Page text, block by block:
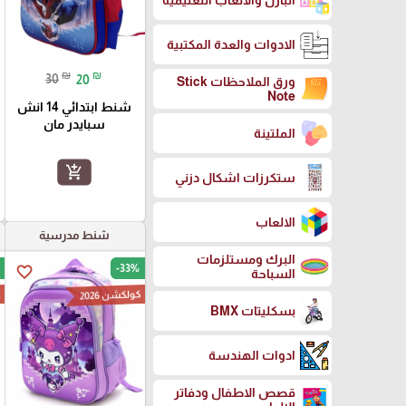
الادوات والعدة المكتبية
ورق الملاحظات Stick
Note
الملتينة
ستكرزات اشكال دزني
الالعاب
البرك ومستلزمات
السباحة
بسكليتات BMX
ادوات الهندسة
قصص الاطفال ودفاتر
30 ₪ 20 ₪
شنط ابتدائي 14 انش
سبايدر مان
add_shopping_cart
شنط مدرسية
favorite_border -33%
كولكشن 2026